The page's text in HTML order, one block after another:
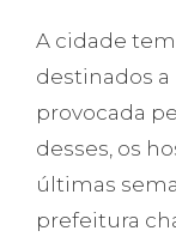
A cidade
destinados
provocada
desses, os
últimas
prefeitura